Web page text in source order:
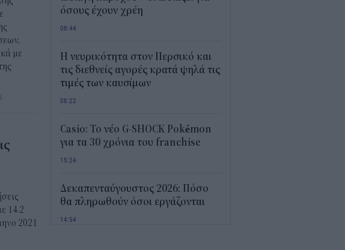
με
14.2
2021
όσους έχουν χρέη
08:44
Η νευρικότητα στον Περσικό και
τις διεθνείς αγορές κρατά ψηλά τις
τιμές των καυσίμων
08:22
Casio: Το νέο G-SHOCK Pokémon
για τα 30 χρόνια του franchise
15:24
Δεκαπενταύγουστος 2026: Πόσο
θα πληρωθούν όσοι εργάζονται
14:54